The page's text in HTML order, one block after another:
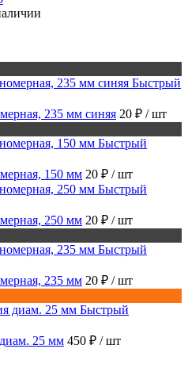
Быстрый
235 мм синяя 20 ₽ / шт
Быстрый
150 мм 20 ₽ / шт
Быстрый
250 мм 20 ₽ / шт
Быстрый
235 мм 20 ₽ / шт
Быстрый
25 мм 450 ₽ / шт